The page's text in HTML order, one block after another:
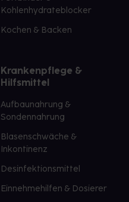
Kohlenhydrateblocker
Kochen & Backen
Krankenpflege &
Hilfsmittel
Aufbaunahrung &
Sondennahrung
Blasenschwäche &
Inkontinenz
Desinfektionsmittel
Einnehmehilfen & Dosierer